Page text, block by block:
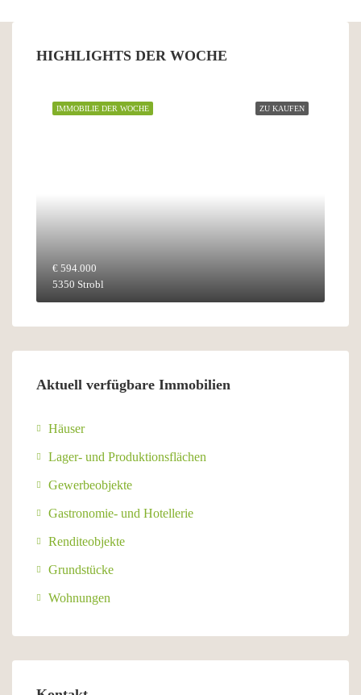
HIGHLIGHTS DER WOCHE
ZU KAUFEN
IMMOBILIE DER WOCHE
€ 594.000
5350 Strobl
Aktuell verfügbare Immobilien
Häuser
Lager- und Produktionsflächen
Gewerbeobjekte
Gastronomie- und Hotellerie
Renditeobjekte
Grundstücke
Wohnungen